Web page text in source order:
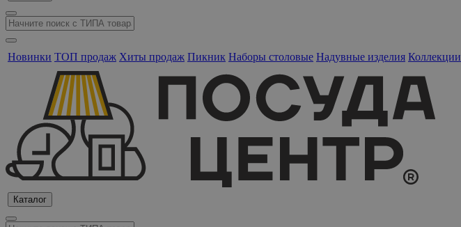
Новинки ТОП продаж Хиты продаж Пикник Наборы столовые Надувные изделия Коллекции
Каталог